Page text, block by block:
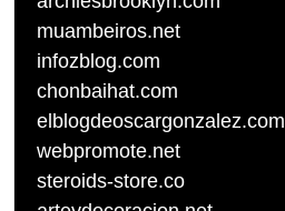
muambeiros.net
infozblog.com
chonbaihat.com
elblogdeoscargonzalez.com
webpromote.net
steroids-store.co